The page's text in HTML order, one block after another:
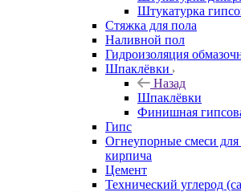
Штукатурка
Стяжка для пола
Наливной пол
Гидроизоляция
Шпаклёвки
Назад
Шпаклёвки
Финишная
Гипс
Огнеупорные смеси
кирпича
Цемент
Технический углерод